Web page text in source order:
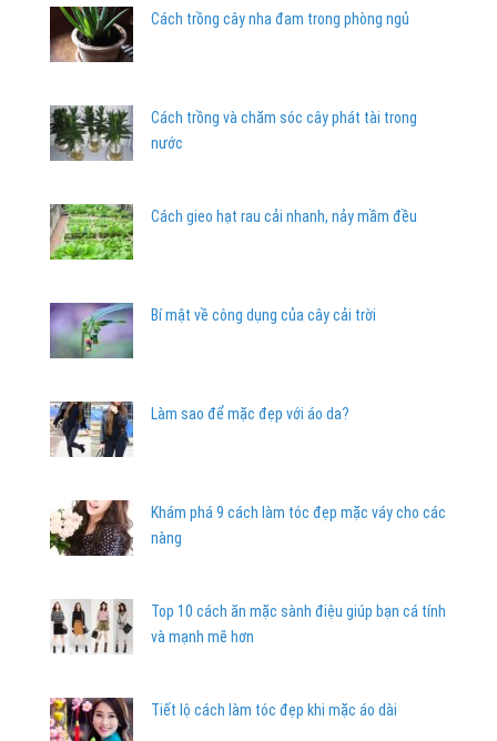
Cách trồng cây nha đam trong phòng ngủ
Cách trồng và chăm sóc cây phát tài trong
nước
Cách gieo hạt rau cải nhanh, nảy mầm đều
Bí mật về công dụng của cây cải trời
Làm sao để mặc đẹp với áo da?
Khám phá 9 cách làm tóc đẹp mặc váy cho các
nàng
Top 10 cách ăn mặc sành điệu giúp bạn cá tính
và mạnh mẽ hơn
Tiết lộ cách làm tóc đẹp khi mặc áo dài